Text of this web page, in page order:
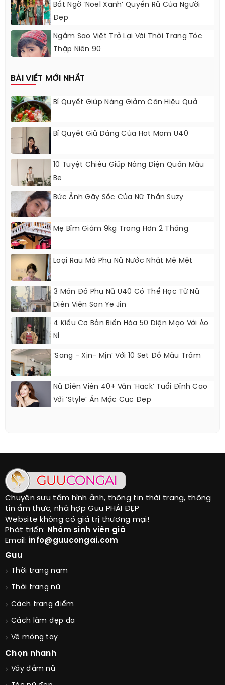
Bất Ngờ ‘Noel Xanh’ Quyến Rũ Của Người
Đẹp
Ngắm Sao Việt Trở Lại Với Thời Trang Tóc
Thập Niên 90
BÀI VIẾT MỚI NHẤT
Bí Quyết Giúp Nàng Giảm Cân Hiệu Quả
Bí Quyết Giữ Dáng Của Hot Mom U40
10 Tuyệt Chiêu Giúp Nàng Diện Quần Màu
Be
Bức Ảnh Gây Sốc Của Nữ Thần Suzy
Mẹ Bỉm Giảm 9kg Trong Hơn 2 Tháng
Loại Rau Mà Phụ Nữ Nước Nhật Mê Mệt
3 Món Đồ Phụ Nữ U40 Có Thể Học Từ Nữ
Diễn Viên Son Ye Jin
4 Kiểu Cơ Bản Biến Hóa 50 Diện Mạo Với Áo
Nỉ
‘Sang - Xịn- Mịn’ Với 10 Set Đồ Màu Trầm
Nữ Diễn Viên 40+ Vẫn ‘hack’ Tuổi Đỉnh Cao
Với ‘style’ Ăn Mặc Cực Đẹp
Chuyên sưu tầm hình ảnh, thông tin thời trang, thông
tin ẩm thực, nhà hợp Guu PHÁI ĐẸP
Website không có giá trị thương mại!
Phát triển: Nhóm sinh viên già
Email: info@guucongai.com
Guu
Thời trang nam
Thời trang nữ
Cách trang điểm
Cách làm đẹp da
Vẽ móng tay
Chọn nhanh
Váy đầm nữ